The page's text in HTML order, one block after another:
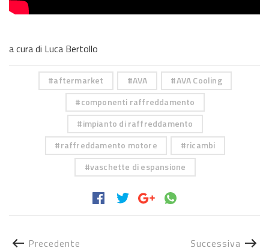
a cura di Luca Bertollo
aftermarket AVA
AVA Cooling
componenti raffreddamento
impianto di raffreddamento
raffreddamento motore
ricambi
vaschette di espansione
Precedente Successiva